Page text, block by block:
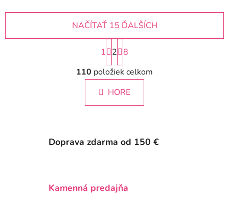
O
v
l
á
d
i
v
NAČÍTAŤ 15 ĎALŠÍCH
S
t
r
á
n
k
i
1 2 8
110 položiek celkom
HORE
Doprava zdarma od 150 €
Kamenná predajňa